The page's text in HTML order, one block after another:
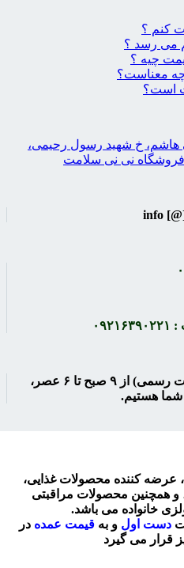
کنم ؟
می رسد ؟
چیه ؟
چه معناست؟
است؟
هاشم، خ شهید رسول رحیمی،
شنبه تا پنج شنبه(بجز تعطیلات رسمی) از ۹ صبح تا ۶ عصر،
هستیم.
، عرضه کننده محصولات غذایی،
و همچنین محصولات مراقبتی
خانواده می باشد.
دست اول و به قیمت عمده در
قرار می گیرد